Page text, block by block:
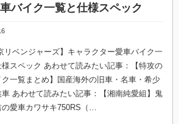
バイク一覧と仕様スペック
リベンジャーズ】キャラクター愛車バイク一
様スペック あわせて読みたい記事：【特攻の
ク一覧まとめ】国産海外の旧車・名車・希少
車 あわせて読みたい記事：【湘南純愛組】鬼
の愛車カワサキ750RS（…